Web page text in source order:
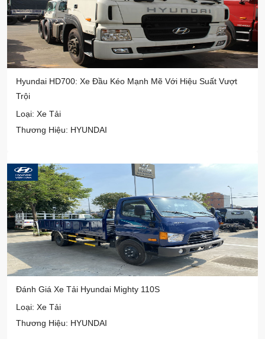
Hyundai HD700: Xe Đầu Kéo Mạnh Mẽ Với Hiệu Suất Vượt
Trội
Loại: Xe Tải
Thương Hiệu: HYUNDAI
Đánh Giá Xe Tải Hyundai Mighty 110S
Loại: Xe Tải
Thương Hiệu: HYUNDAI